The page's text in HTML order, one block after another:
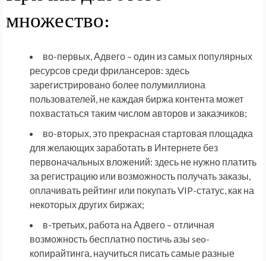
множество:
во-первых, Адвего – один из самых популярных
ресурсов среди фрилансеров: здесь
зарегистрировано более полумиллиона
пользователей, не каждая биржа контента может
похвастаться таким числом авторов и заказчиков;
во-вторых, это прекрасная стартовая площадка
для желающих заработать в Интернете без
первоначальных вложений: здесь не нужно платить
за регистрацию или возможность получать заказы,
оплачивать рейтинг или покупать VIP-статус, как на
некоторых других биржах;
в-третьих, работа на Адвего – отличная
возможность бесплатно постичь азы seo-
копирайтинга, научиться писать самые разные